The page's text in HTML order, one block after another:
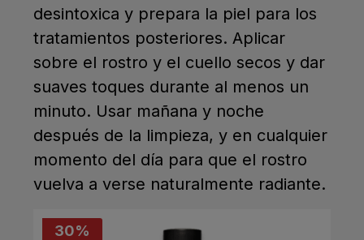
desintoxica y prepara la piel para los
tratamientos posteriores. Aplicar
sobre el rostro y el cuello secos y dar
suaves toques durante al menos un
minuto. Usar mañana y noche
después de la limpieza, y en cualquier
momento del día para que el rostro
vuelva a verse naturalmente radiante.
30%